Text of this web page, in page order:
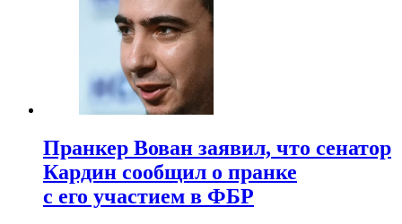
Пранкер Вован заявил, что сенатор
Кардин сообщил о пранке
с его участием в ФБР